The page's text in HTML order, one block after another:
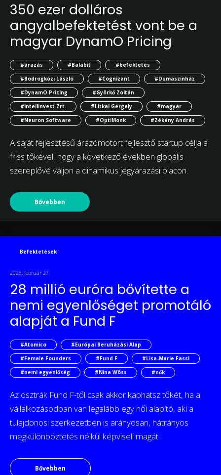
350 ezer dolláros
angyalbefektetést vont be a
magyar DynamO Pricing
#árazás #Balabit
#befektetés
#Bodrogközi László
#Cognizant
#Dumaszínház
#DynamO Pricing
#Györkő Zoltán
#Intellinvest Zrt.
#Litkai Gergely
#magyar
#Neuron Software
#OptiMonk #Zékány András
A saját fejlesztésű árazómotort fejlesztő startup célja a
friss tőkével, hogy a következő években globális
szereplővé váljon a dinamikus jegyárazási piacon.
Bővebben
Befektetések
2025. február 27.
28 millió euróra bővítette a
nemi egyenlőséget promotáló
alapját a Fund F
#Atomico
#Európai Beruházási Alap
#Female Founders
#Fund F
#Lisa-Marie Fassl
#nemi egyenlőség
#Nina Wöss #nők
Az osztrák Fund F-től csak akkor kaphatsz tőkét, ha a
vállalkozásodban van legalább egy női alapító, aki a
tulajdonosi szerkezetben is arányosan, hátrányos
megkülönböztetés nélkül képviseli magát.
Bővebben